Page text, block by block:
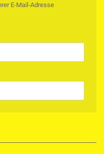
E-Mail-Adresse